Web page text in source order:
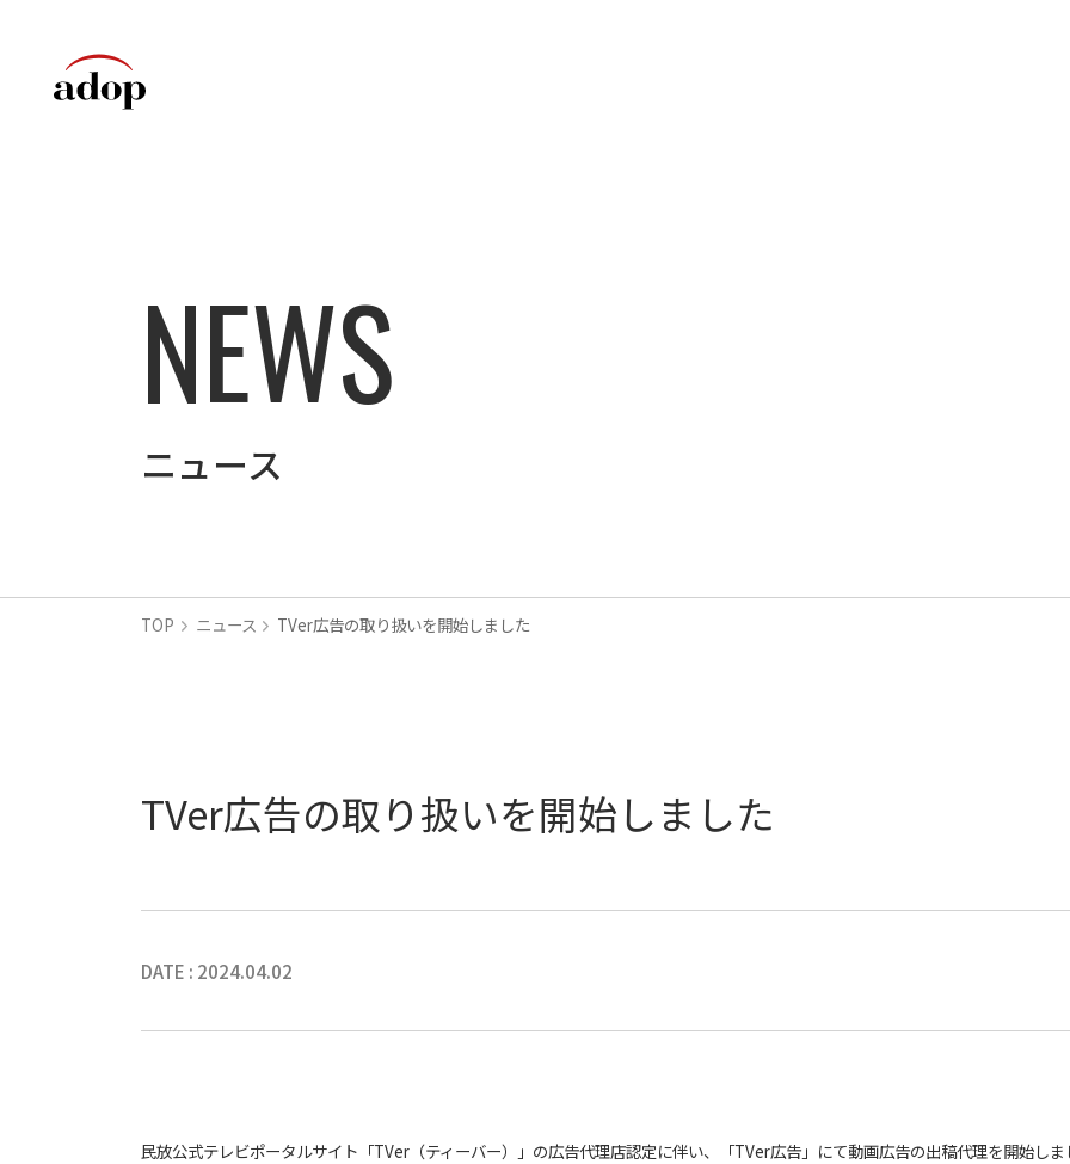
NEWS
ニュース
TOP ニュース TVer広告の取り扱いを開始しました
TVer広告の取り扱いを開始しました
DATE : 2024.04.02
民放公式テレビポータルサイト「TVer（ティーバー）」の広告代理店認定に伴い、「TVer広告」にて動画広告の出稿代理を開始し